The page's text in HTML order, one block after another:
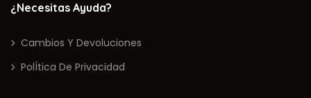
¿Necesitas Ayuda?
Cambios Y Devoluciones
PolÍtica De Privacidad